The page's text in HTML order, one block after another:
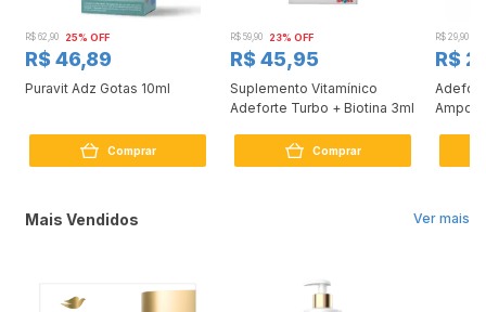
R$ 62,90 25% OFF
R$ 46,89
Puravit Adz Gotas 10ml
Comprar
R$ 59,90 23% OFF
R$ 45,95
Suplemento Vitamínico
Adeforte Turbo + Biotina 3ml
Comprar
R$ 29,90
R$
Ver mais
Mais Vendidos